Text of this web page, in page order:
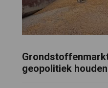
geopolitiek